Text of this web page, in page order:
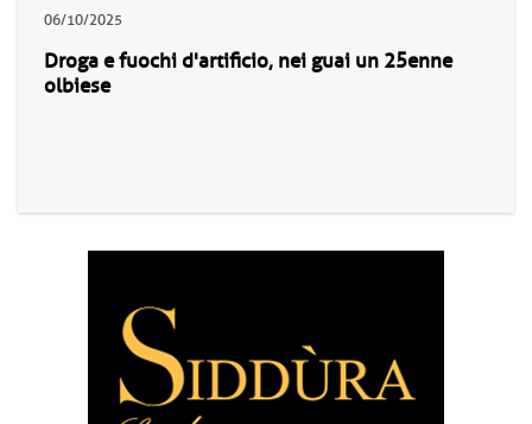
06/10/2025
Droga e fuochi d'artificio, nei guai un 25enne
olbiese